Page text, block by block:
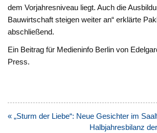
dem Vorjahresniveau liegt. Auch die
Bauwirtschaft steigen weiter an“ erklärte
abschließend.
Ein Beitrag für Medieninfo Berlin von
Press.
Beitragsnavigation
« „Sturm der Liebe“: Neue Gesichter im
Halbjahresbilanz